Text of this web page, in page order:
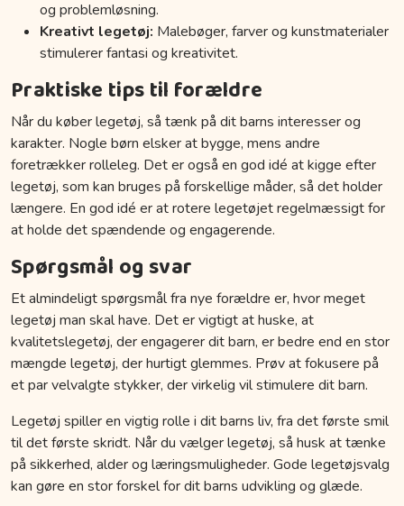
og problemløsning.
Kreativt legetøj: Malebøger, farver og kunstmaterialer
stimulerer fantasi og kreativitet.
Praktiske tips til forældre
Når du køber legetøj, så tænk på dit barns interesser og
karakter. Nogle børn elsker at bygge, mens andre
foretrækker rolleleg. Det er også en god idé at kigge efter
legetøj, som kan bruges på forskellige måder, så det holder
længere. En god idé er at rotere legetøjet regelmæssigt for
at holde det spændende og engagerende.
Spørgsmål og svar
Et almindeligt spørgsmål fra nye forældre er, hvor meget
legetøj man skal have. Det er vigtigt at huske, at
kvalitetslegetøj, der engagerer dit barn, er bedre end en stor
mængde legetøj, der hurtigt glemmes. Prøv at fokusere på
et par velvalgte stykker, der virkelig vil stimulere dit barn.
Legetøj spiller en vigtig rolle i dit barns liv, fra det første smil
til det første skridt. Når du vælger legetøj, så husk at tænke
på sikkerhed, alder og læringsmuligheder. Gode legetøjsvalg
kan gøre en stor forskel for dit barns udvikling og glæde.